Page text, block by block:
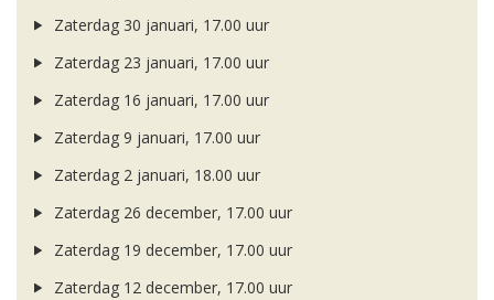
Zaterdag 30 januari, 17.00 uur
Zaterdag 23 januari, 17.00 uur
Zaterdag 16 januari, 17.00 uur
Zaterdag 9 januari, 17.00 uur
Zaterdag 2 januari, 18.00 uur
Zaterdag 26 december, 17.00 uur
Zaterdag 19 december, 17.00 uur
Zaterdag 12 december, 17.00 uur